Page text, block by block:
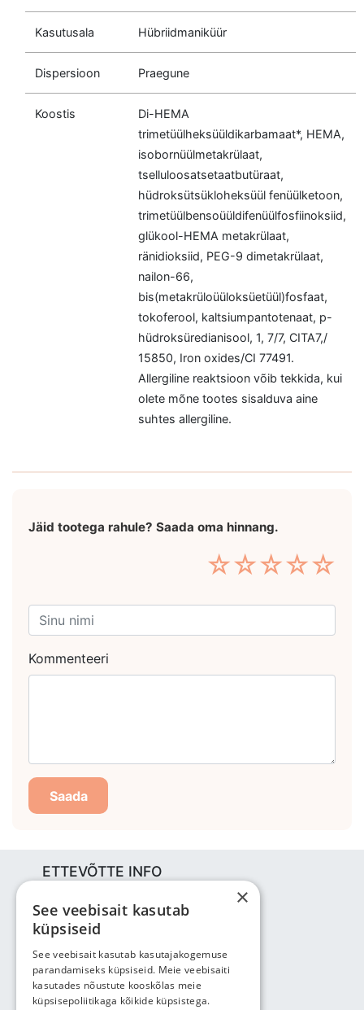
Kasutusala Hübriidmaniküür
Dispersioon Praegune
Koostis
Di-HEMA
trimetüülheksüüldikarbamaat*, HEMA,
isobornüülmetakrülaat,
tselluloosatsetaatbutüraat,
hüdroksütsükloheksüül fenüülketoon,
trimetüülbensoüüldifenüülfosfiinoksiid,
glükool-HEMA metakrülaat,
ränidioksiid, PEG-9 dimetakrülaat,
nailon-66,
bis(metakrüloüüloksüetüül)fosfaat,
tokoferool, kaltsiumpantotenaat, p-
hüdroksüredianisool, 1, 7/7, CITA7,/
15850, Iron oxides/CI 77491.
Allergiline reaktsioon võib tekkida, kui
olete mõne tootes sisalduva aine
suhtes allergiline.
Jäid tootega rahule? Saada oma hinnang.
☆
☆
☆
☆
☆
Kommenteeri
Saada
ETTEVÕTTE INFO
Vabaõhukooli tee 4, Tallinn, 12013
Reg nr: 14690362
KM: EE102147285
Telefon: +3725143691
info@bjuti.ee
×
See veebisait kasutab
küpsiseid
See veebisait kasutab kasutajakogemuse
parandamiseks küpsiseid. Meie veebisaiti
kasutades nõustute kooskõlas meie
küpsisepoliitikaga kõikide küpsistega.